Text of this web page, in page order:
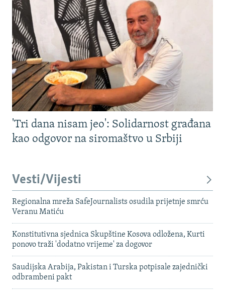
'Tri dana nisam jeo': Solidarnost građana
kao odgovor na siromaštvo u Srbiji
Vesti/Vijesti
Regionalna mreža SafeJournalists osudila prijetnje smrću
Veranu Matiću
Konstitutivna sjednica Skupštine Kosova odložena, Kurti
ponovo traži 'dodatno vrijeme' za dogovor
Saudijska Arabija, Pakistan i Turska potpisale zajednički
odbrambeni pakt